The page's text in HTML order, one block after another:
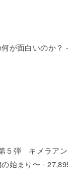
が面白いのか？ -
５弾 キメラアン
始まり〜 -